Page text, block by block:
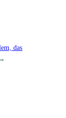
das